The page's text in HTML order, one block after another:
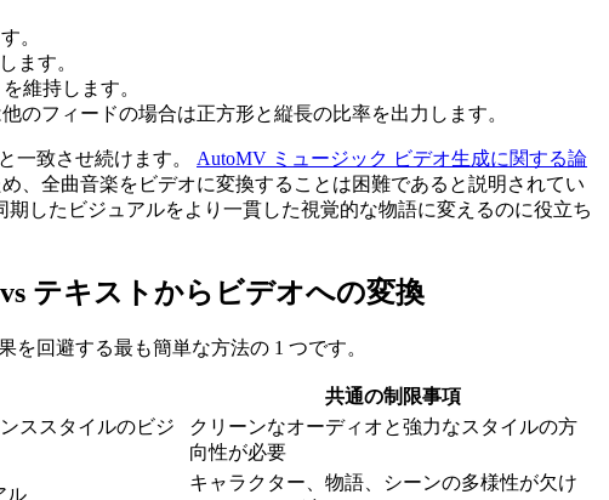
。
ます。
を維持します。
のフィードの場合は正方形と縦長の比率を出力します。
一致させ続けます。 AutoMV ミュージック ビデオ生成に関する論
、全曲音楽をビデオに変換することは困難であると説明されてい
したビジュアルをより一貫した視覚的な物語に変えるのに役立ち
テキストからビデオへの変換
回避する最も簡単な方法の 1 つです。
共通の制限事項
ススタイルのビジ
クリーンなオーディオと強力なスタイルの方
向性が必要
ル
キャラクター、物語、シーンの多様性が欠け